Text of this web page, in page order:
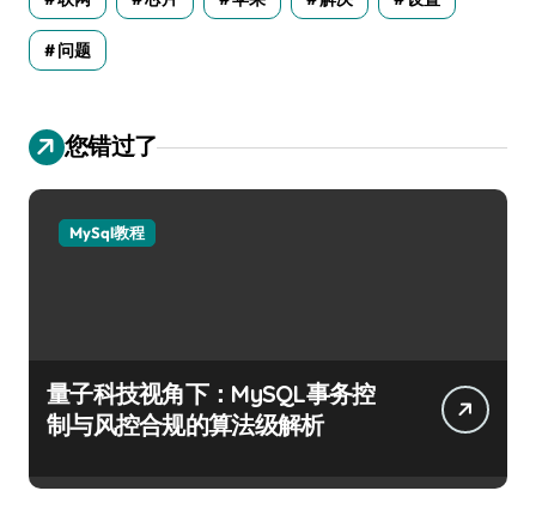
问题
您错过了
MySql教程
量子科技视角下：MySQL事务控
制与风控合规的算法级解析